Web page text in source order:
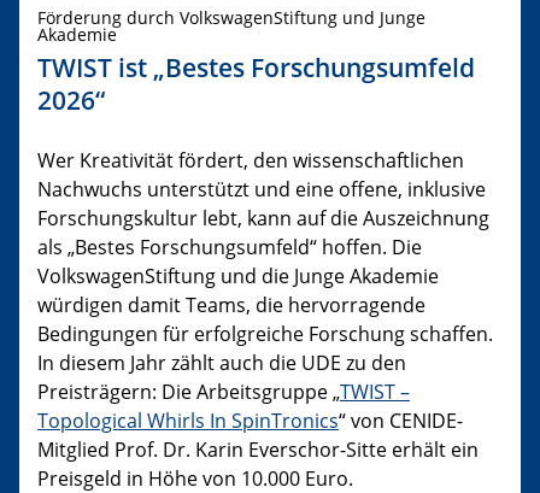
Förderung durch VolkswagenStiftung und Junge
Akademie
TWIST ist „Bestes Forschungsumfeld
2026“
Wer Kreativität fördert, den wissenschaftlichen
Nachwuchs unterstützt und eine offene, inklusive
Forschungskultur lebt, kann auf die Auszeichnung
als „Bestes Forschungsumfeld“ hoffen. Die
VolkswagenStiftung und die Junge Akademie
würdigen damit Teams, die hervorragende
Bedingungen für erfolgreiche Forschung schaffen.
In diesem Jahr zählt auch die UDE zu den
Preisträgern: Die Arbeitsgruppe „TWIST –
Topological Whirls In SpinTronics“ von CENIDE-
Mitglied Prof. Dr. Karin Everschor-Sitte erhält ein
Preisgeld in Höhe von 10.000 Euro.